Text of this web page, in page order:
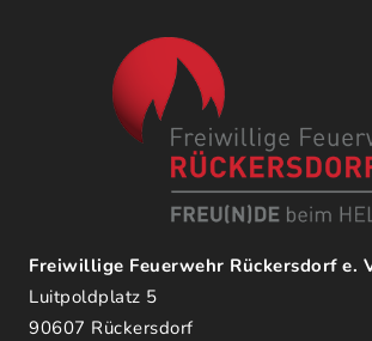
Freiwillige Feuerwehr Rückersdorf e.
Luitpoldplatz 5
90607 Rückersdorf